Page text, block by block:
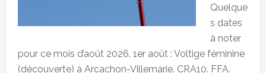
Quelque
s dates
à noter
pour ce mois d’août 2026. 1er août : Voltige féminine
(découverte) à Arcachon-Villemarie. CRA10. FFA.